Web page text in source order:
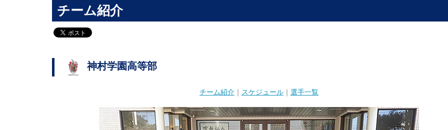
チーム紹介
神村学園高等部
チーム紹介 ｜ スケジュール ｜ 選手一覧